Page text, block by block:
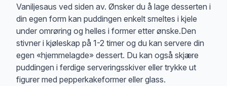
Vaniljesaus ved siden av. Ønsker du å lage desserten i
din egen form kan puddingen enkelt smeltes i kjele
under omrøring og helles i former etter ønske.Den
stivner i kjøleskap på 1-2 timer og du kan servere din
egen «hjemmelagde» dessert. Du kan også skjære
puddingen i ferdige serveringsskiver eller trykke ut
figurer med pepperkakeformer eller glass.